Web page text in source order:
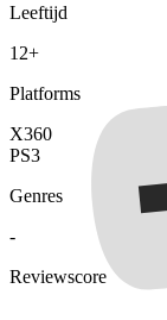
Leeftijd
12+
Platforms
X360
PS3
Genres
-
Reviewscore